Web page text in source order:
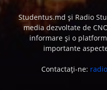
Studentus.md și Radio
media dezvoltate de
informare și o
importante
Contactați-ne: